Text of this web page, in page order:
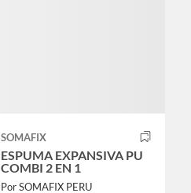
SOMAFIX
ESPUMA EXPANSIVA PU
COMBI 2 EN 1
Por SOMAFIX PERU